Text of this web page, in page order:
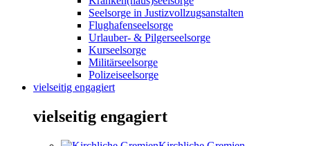
Seelsorge in Justizvollzugsanstalten
Flughafenseelsorge
Urlauber- & Pilgerseelsorge
Kurseelsorge
Militärseelsorge
Polizeiseelsorge
vielseitig engagiert
vielseitig engagiert